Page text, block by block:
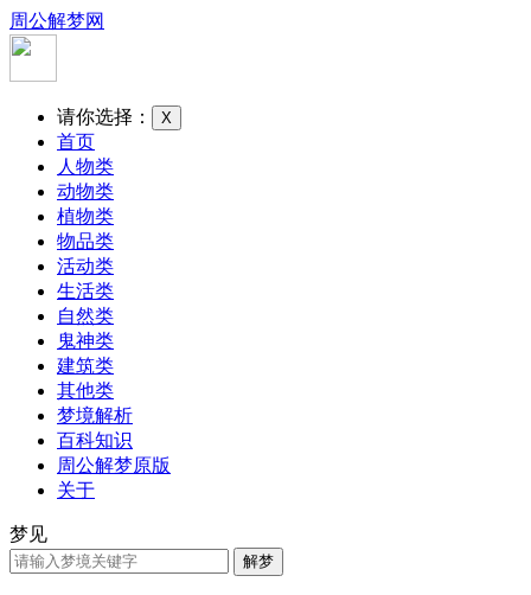
周公解梦网
请你选择： X
首页
人物类
动物类
植物类
物品类
活动类
生活类
自然类
鬼神类
建筑类
其他类
梦境解析
百科知识
周公解梦原版
关于
梦见